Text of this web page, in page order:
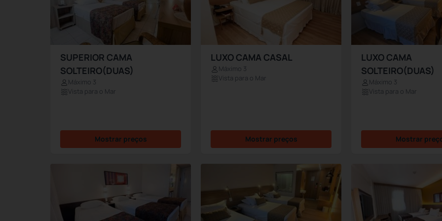
SUPERIOR CAMA
SOLTEIRO(DUAS)
Máximo 3
Vista para o Mar
Mostrar preços
LUXO CAMA CASAL
Máximo 3
Vista para o Mar
Mostrar preços
LUXO CAMA
SOLTEIRO(DUAS)
Máximo 3
Vista para o Mar
Mostrar